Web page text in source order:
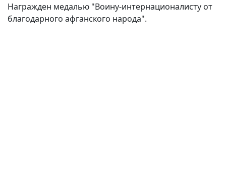
Награжден медалью "Воину-интернационалисту от
благодарного афганского народа".